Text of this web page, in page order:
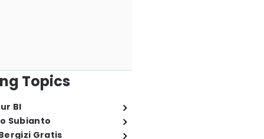
Topics
BI
Subianto
Gratis